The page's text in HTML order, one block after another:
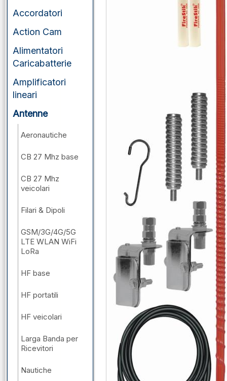
Accordatori
Action Cam
Alimentatori
Caricabatterie
Amplificatori
lineari
Antenne
Aeronautiche
CB 27 Mhz base
CB 27 Mhz
veicolari
Filari & Dipoli
GSM/3G/4G/5G
LTE WLAN WiFi
LoRa
HF base
HF portatili
HF veicolari
Larga Banda per
Ricevitori
Nautiche